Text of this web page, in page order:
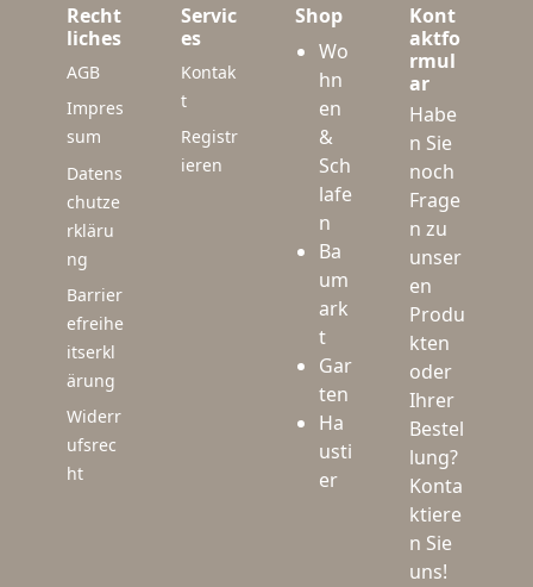
Recht
liches
AGB
Impres
sum
Datens
chutze
rkläru
ng
Barrier
efreihe
itserkl
ärung
Widerr
ufsrec
ht
Servic
es
Kontak
t
Registr
ieren
Shop
Wo
hn
en
&
Sch
lafe
n
Ba
um
ark
t
Gar
ten
Ha
usti
er
Kont
aktfo
rmul
ar
Habe
n Sie
noch
Frage
n zu
unser
en
Produ
kten
oder
Ihrer
Bestel
lung?
Konta
ktiere
n Sie
uns!